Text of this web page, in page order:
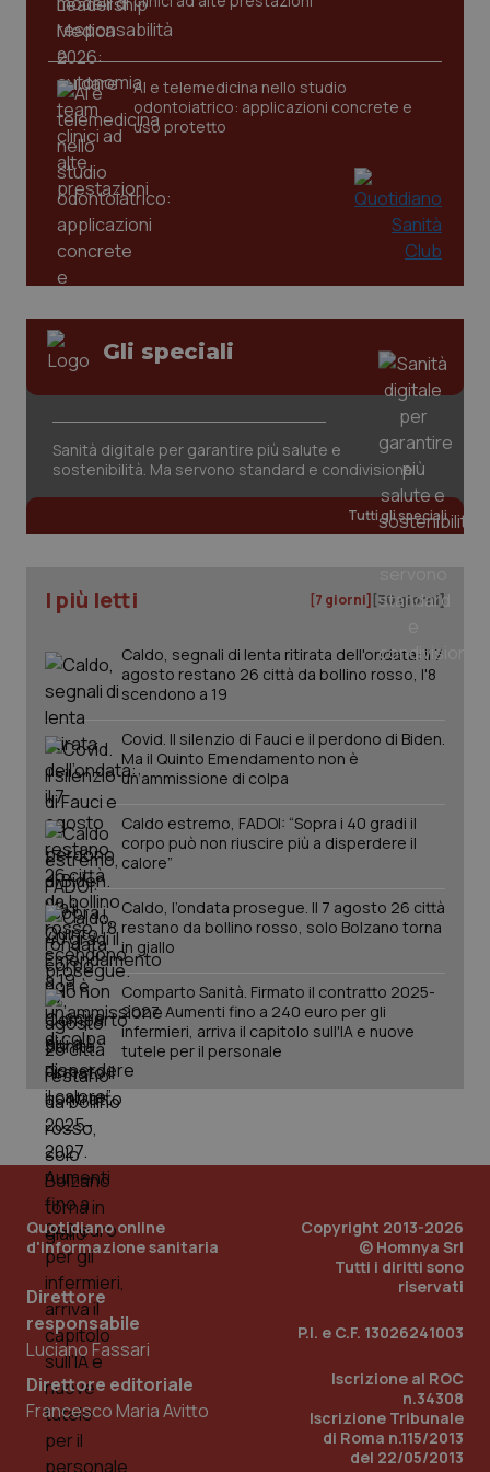
AI e telemedicina nello studio
odontoiatrico: applicazioni concrete e
uso protetto
Gli speciali
Sanità digitale per garantire più salute e
sostenibilità. Ma servono standard e condivisione
Tutti gli speciali
I più letti [7 giorni] [30 giorni]
Caldo, segnali di lenta ritirata dell'ondata: il 7
agosto restano 26 città da bollino rosso, l'8
scendono a 19
Covid. Il silenzio di Fauci e il perdono di Biden.
Ma il Quinto Emendamento non è
un’ammissione di colpa
Caldo estremo, FADOI: “Sopra i 40 gradi il
corpo può non riuscire più a disperdere il
calore”
Caldo, l’ondata prosegue. Il 7 agosto 26 città
restano da bollino rosso, solo Bolzano torna
in giallo
Comparto Sanità. Firmato il contratto 2025-
2027. Aumenti fino a 240 euro per gli
infermieri, arriva il capitolo sull'IA e nuove
tutele per il personale
Quotidiano online
d'informazione sanitaria
Direttore
responsabile
Luciano Fassari
Direttore editoriale
Francesco Maria Avitto
Copyright 2013-2026
© Homnya Srl
Tutti i diritti sono
riservati
P.I. e C.F. 13026241003
Iscrizione al ROC
n.34308
Iscrizione Tribunale
di Roma n.115/2013
del 22/05/2013
CookieScriptConsent
CookieScript
5
tracking-sites-ironfish-
Google LLC
.quotidianosanita.it
www.quotidianosanita.it